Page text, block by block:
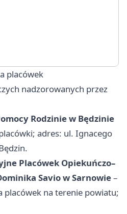
placówek
nadzorowanych przez
Rodzinie w Będzinie
adres: ul. Ignacego
Placówek Opiekuńczo–
Savio w Sarnowie–
placówek na terenie powiatu;